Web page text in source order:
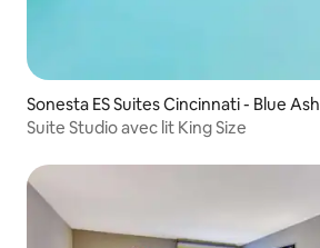
Sonesta ES Suites Cincinnati - Blue Ash
Suite Studio avec lit King Size